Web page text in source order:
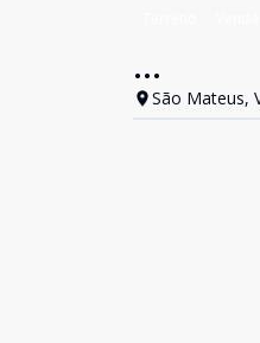
...
São Mateus,